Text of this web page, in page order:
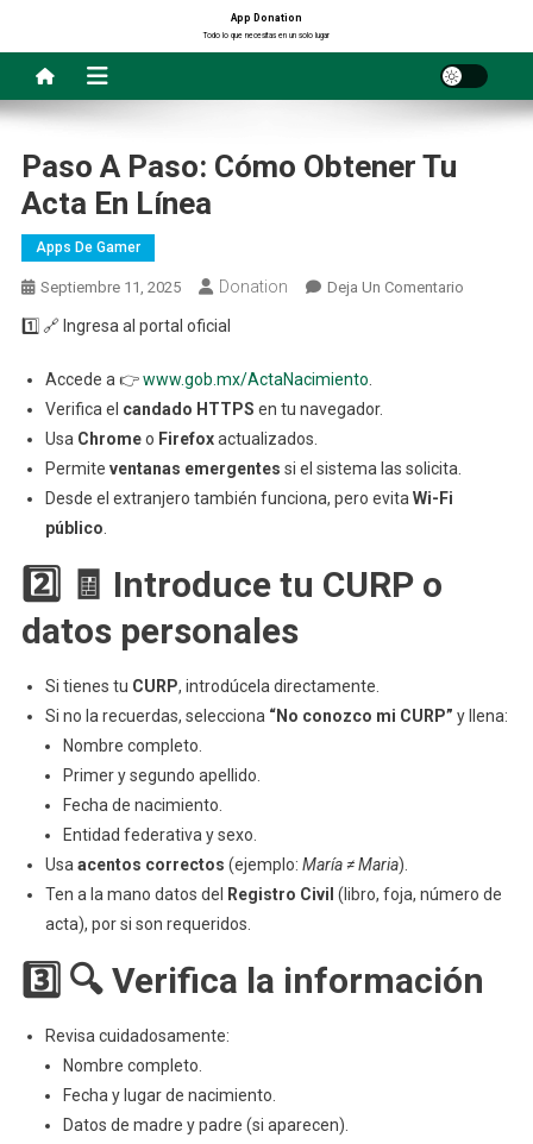
contenido
App Donation
Todo lo que necesitas en un solo lugar
Paso A Paso: Cómo Obtener Tu
Acta En Línea
Apps De Gamer
Septiembre 11, 2025 Donation Deja Un ComentarioEn
1️⃣ 🔗 Ingresa al portal oficial
Accede a 👉www.gob.mx/ActaNacimiento
Verifica el candado HTTPS en tu navegador.
Usa Chromeo Firefoxactualizados.
Permite ventanas emergentes si el sistema las solicita.
Desde el extranjero también funciona, pero evita Wi-Fi
público
2️⃣ 🧾 Introduce tu CURP o
datos personales
Si tienes tu CURP, introdúcela directamente.
Si no la recuerdas, selecciona “No conozco mi CURP” y llena:
Nombre completo.
Primer y segundo apellido.
Fecha de nacimiento.
Entidad federativa y sexo.
Usa acentos correctos (ejemplo: María ≠ Maria).
Ten a la mano datos del
Registro Civil (libro, foja, número de
acta), por si son requeridos.
3️⃣ 🔍 Verifica la información
Revisa cuidadosamente:
Nombre completo.
Fecha y lugar de nacimiento.
Datos de madre y padre (si aparecen).